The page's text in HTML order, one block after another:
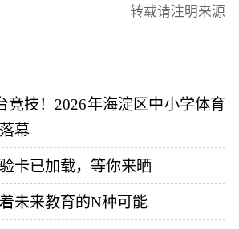
转载请注明来源
竞技！2026年海淀区中小学体育
幕
卡已加载，等你来晒
未来教育的N种可能